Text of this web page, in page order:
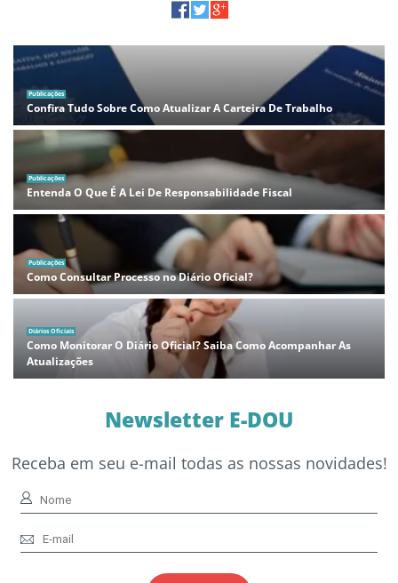
Publicações
Confira Tudo Sobre Como Atualizar A Carteira De Trabalho
Publicações
Entenda O Que É A Lei De Responsabilidade Fiscal
Publicações
Como Consultar Processo no Diário Oficial?
Diários Oficiais
Como Monitorar O Diário Oficial? Saiba Como Acompanhar As
Atualizações
Newsletter E-DOU
Receba em seu e-mail todas as nossas novidades!